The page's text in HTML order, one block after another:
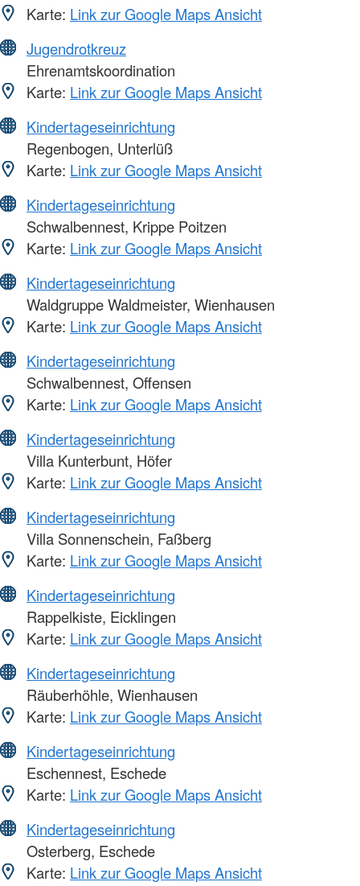
Karte: Link zur Google Maps Ansicht
Jugendrotkreuz
Ehrenamtskoordination
Karte: Link zur Google Maps Ansicht
Kindertageseinrichtung
Regenbogen, Unterlüß
Karte: Link zur Google Maps Ansicht
Kindertageseinrichtung
Schwalbennest, Krippe Poitzen
Karte: Link zur Google Maps Ansicht
Kindertageseinrichtung
Waldgruppe Waldmeister, Wienhausen
Karte: Link zur Google Maps Ansicht
Kindertageseinrichtung
Schwalbennest, Offensen
Karte: Link zur Google Maps Ansicht
Kindertageseinrichtung
Villa Kunterbunt, Höfer
Karte: Link zur Google Maps Ansicht
Kindertageseinrichtung
Villa Sonnenschein, Faßberg
Karte: Link zur Google Maps Ansicht
Kindertageseinrichtung
Rappelkiste, Eicklingen
Karte: Link zur Google Maps Ansicht
Kindertageseinrichtung
Räuberhöhle, Wienhausen
Karte: Link zur Google Maps Ansicht
Kindertageseinrichtung
Eschennest, Eschede
Karte: Link zur Google Maps Ansicht
Kindertageseinrichtung
Osterberg, Eschede
Karte: Link zur Google Maps Ansicht